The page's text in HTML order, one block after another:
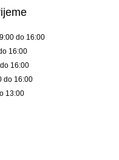
do 16:00
16:00
16:00
do 16:00
13:00